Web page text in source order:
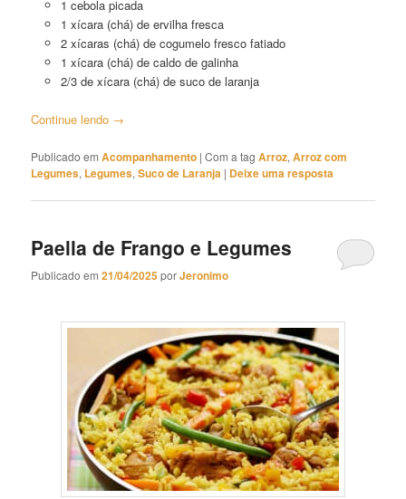
1 cebola picada
1 xícara (chá) de ervilha fresca
2 xícaras (chá) de cogumelo fresco fatiado
1 xícara (chá) de caldo de galinha
2/3 de xícara (chá) de suco de laranja
Continue lendo →
Publicado em Acompanhamento |Com a tagArroz,Arroz com
Legumes, Legumes,Suco de Laranja | Deixe uma resposta
Paella de Frango e Legumes
Publicado em21/04/2025porJeronimo